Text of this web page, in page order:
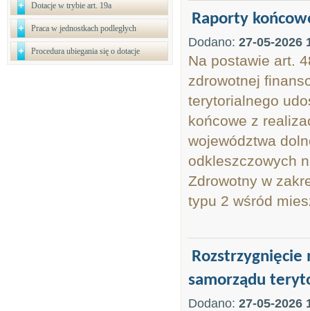
Dotacje w trybie art. 19a
Praca w jednostkach podległych
Procedura ubiegania się o dotacje
Raporty
Dodano: 27-05-2026
Na postawie art.
zdrowotnej
terytorialnego
końcowe z
województwa
odkleszczowych
Zdrowotny w
typu 2 wśród
samorządu
Dodano: 27-05-2026